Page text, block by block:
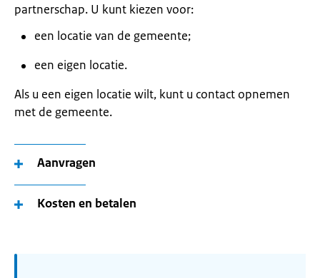
partnerschap. U kunt kiezen voor:
een locatie van de gemeente;
een eigen locatie.
Als u een eigen locatie wilt, kunt u contact opnemen
met de gemeente.
Aanvragen
Kosten en betalen